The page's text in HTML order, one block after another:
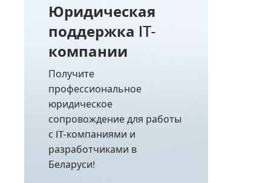
Юридическая
поддержка IT-
компании
Получите
профессиональное
юридическое
сопровождение для работы
с IT-компаниями и
разработчиками в
Беларуси!